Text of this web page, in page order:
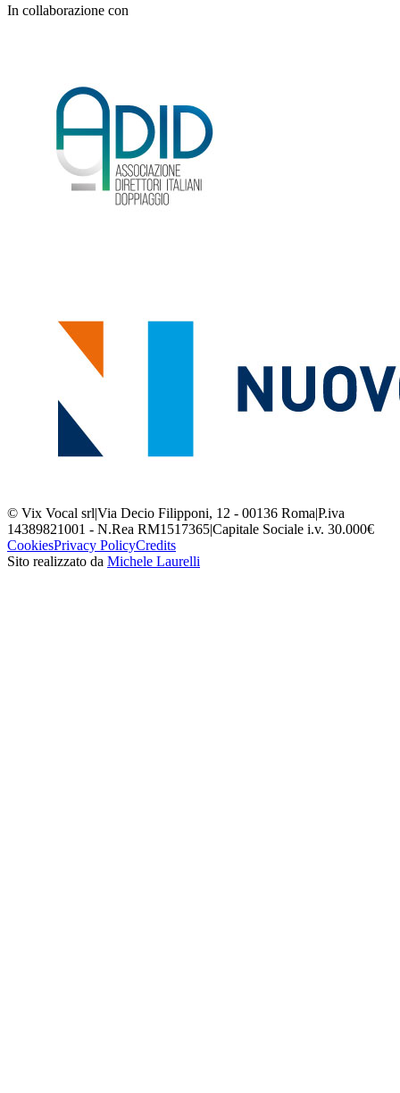
In collaborazione con
© Vix Vocal srl|Via Decio Filipponi, 12 - 00136 Roma|P.iva
14389821001 - N.Rea RM1517365|Capitale Sociale i.v. 30.000€
CookiesPrivacy PolicyCredits
Sito realizzato da Michele Laurelli